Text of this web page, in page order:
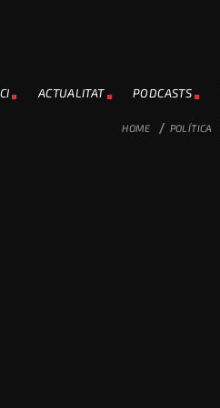
ACTUALITAT PODCASTS
HOME / POLÍTICA